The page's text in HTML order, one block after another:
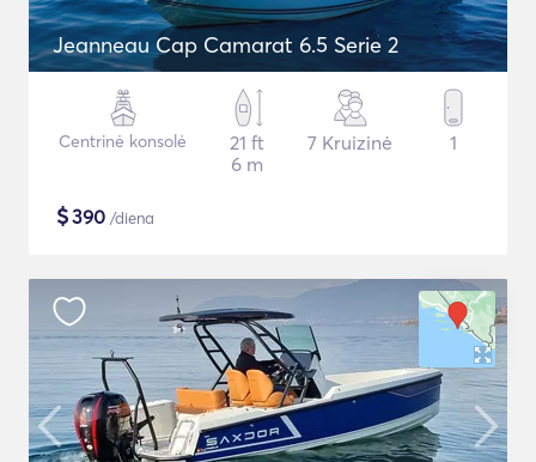
Jeanneau Cap Camarat 6.5 Serie 2
Centrinė konsolė
21 ft
6 m
7 Kruizinė 1
$390 /diena